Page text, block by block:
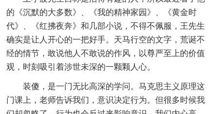
的《沉默的大多数》、《我的精神家园》、《黄金时
代》、《红拂夜奔》和几部小说，不得不佩服，王先生
确实是让人开心的一把好手。天马行空的文字，荒诞不
经的情节，敢说他人不敢说的作风，以尊严至上的价值
观，时刻吸引着涉世未深的一颗颗人心。
装傻，是一门无比高深的学问。马克思主义原理这
门课上，老师告诉我们，意识决定行为。但很多时候我